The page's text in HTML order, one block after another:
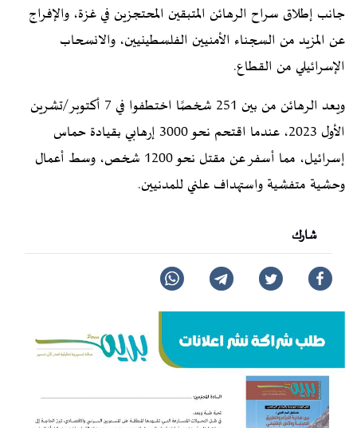
جانب إطلاق سراح الرهائن المتبقين المحتجزين في غزة، والإفراج
عن المزيد من السجناء الأمنيين الفلسطينيين، والانسحاب
الإسرائيلي من القطاع.
ويعد الرهائن من بين 251 شخصًا اختطفوا في 7 أكتوبر/تشرين
الأول 2023، عندما اقتحم نحو 3000 إرهابي بقيادة حماس
إسرائيل، مما أسفر عن مقتل نحو 1200 شخص، وسط أعمال
وحشية متفشية واستهداف علني للمدنيين.
شارك